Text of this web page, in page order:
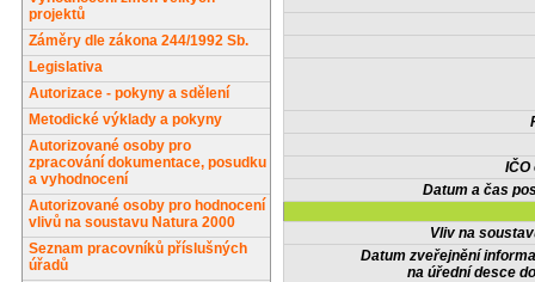
projektů
Záměry dle zákona 244/1992 Sb.
Legislativa
Autorizace - pokyny a sdělení
Metodické výklady a pokyny
Autorizované osoby pro
zpracování dokumentace, posudku
a vyhodnocení
Autorizované osoby pro hodnocení
vlivů na soustavu Natura 2000
Seznam pracovníků příslušných
úřadů
IČO
Datum a čas
Vliv na
Datum zveřejnění
na úřední desce